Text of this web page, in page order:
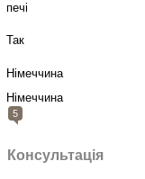
печі
Так
Німеччина
Німеччина
5
Консультація